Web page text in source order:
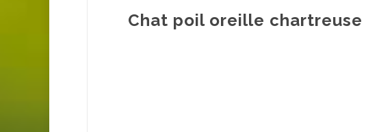
Chat poil oreille chartreuse